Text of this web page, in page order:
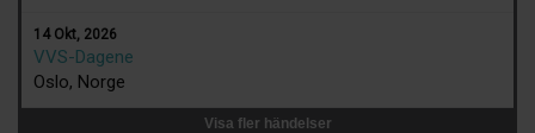
14 Okt, 2026
VVS-Dagene
Oslo, Norge
Visa fler händelser